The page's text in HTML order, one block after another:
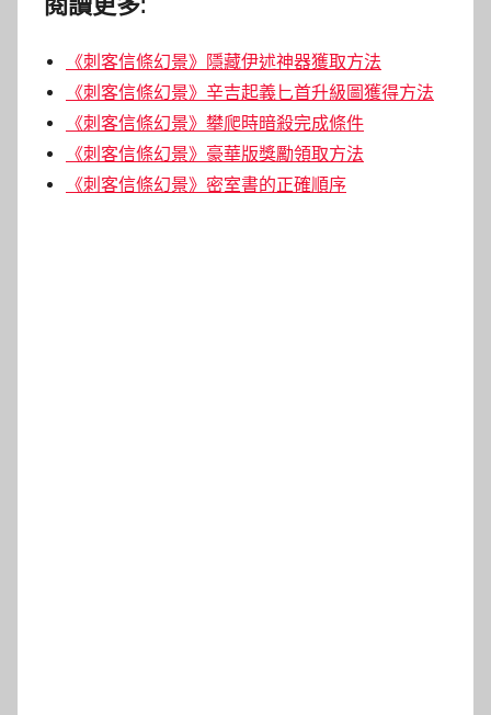
《刺客信條幻景》隱藏伊述神器獲取方法
《刺客信條幻景》辛吉起義匕首升級圖獲得方法
《刺客信條幻景》攀爬時暗殺完成條件
《刺客信條幻景》豪華版獎勵領取方法
《刺客信條幻景》密室書的正確順序